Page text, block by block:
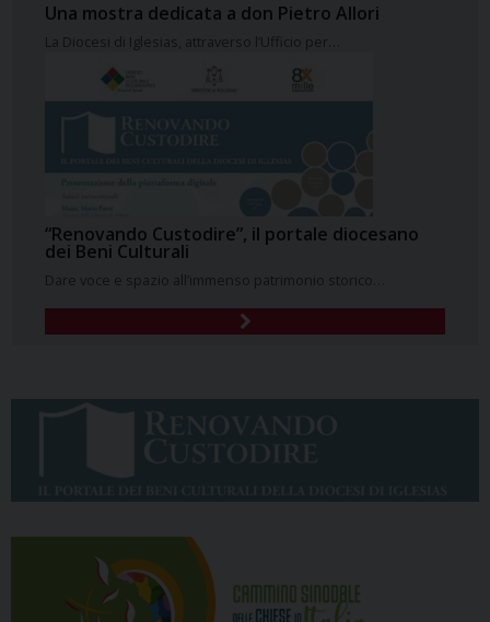
Una mostra dedicata a don Pietro Allori
La Diocesi di Iglesias, attraverso l’Ufficio per…
“Renovando Custodire”, il portale diocesano
dei Beni Culturali
Dare voce e spazio all’immenso patrimonio storico…